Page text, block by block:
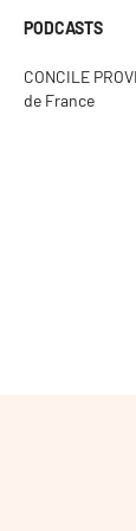
PODCASTS
CONCILE
de France